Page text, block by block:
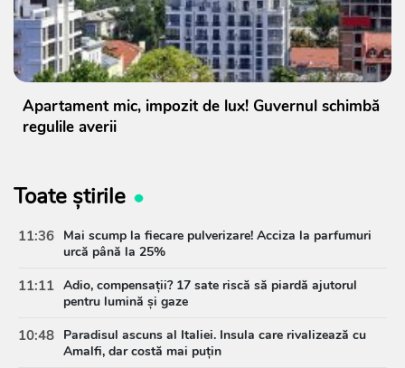
Apartament mic, impozit de lux! Guvernul schimbă
regulile averii
Toate știrile
11:36 Mai scump la fiecare pulverizare! Acciza la parfumuri
urcă până la 25%
11:11 Adio, compensații? 17 sate riscă să piardă ajutorul
pentru lumină și gaze
10:48 Paradisul ascuns al Italiei. Insula care rivalizează cu
Amalfi, dar costă mai puțin